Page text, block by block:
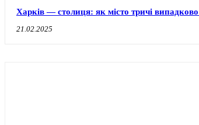
Харків — столиця: як місто тричі
21.02.2025